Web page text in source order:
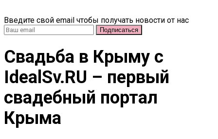
Введите свой email чтобы получать новости от нас
Свадьба в Крыму c
IdealSv.RU – первый
свадебный портал
Крыма